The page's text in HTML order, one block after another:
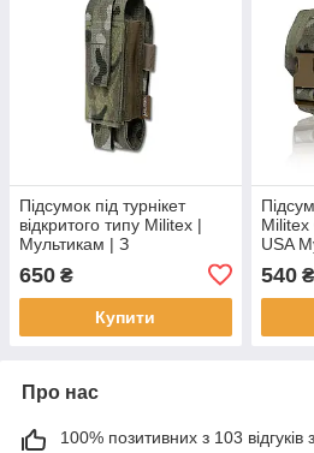
Підсумок під турнікет
відкритого типу Militex |
Мультикам | З
кріпленнями для ножиць і
маркера
650 ₴
Купити
USA
540₴
Про нас
100% позитивних з 103 відгуків